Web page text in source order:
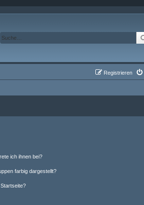
Registrieren
ich ihnen bei?
farbig dargestellt?